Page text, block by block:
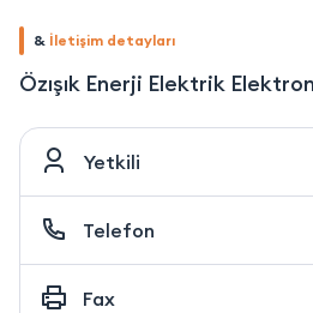
& İletişim detayları
Özışık Enerji Elektrik
Yetkili
Telefon
Fax